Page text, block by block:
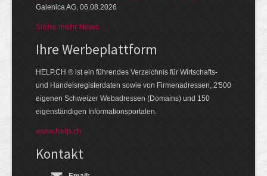
Galenica AG, 06.08.2026
Siehe mehr News
Ihre Werbe­platt­form
HELP.CH ® ist ein führendes Ver­zeich­nis für Wirt­schafts-
und Handels­register­daten so­wie von Firmen­adressen, 2'500
eige­nen Schweizer Web­adressen (Domains) und 150
eigen­ständigen Infor­mations­por­talen.
www.help.ch
Kontakt